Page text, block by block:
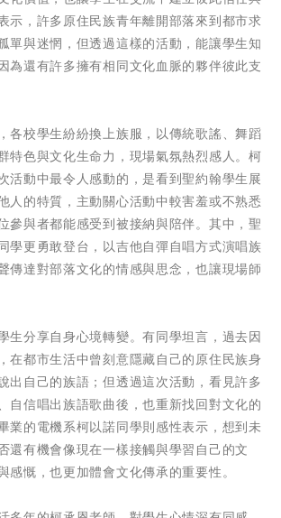
示，許多原住民族青年離開部落來到都市求
單與迷惘，但透過這樣的活動，能讓學生知
為還有許多擁有相同文化血脈的夥伴彼此支
各校學生紛紛換上族服，以傳統歌謠、舞蹈
特色與文化生命力，現場氣氛熱烈感人。柯
活動中最令人感動的，是看到聖約翰學生展
人的特質，主動關心活動中較害羞或不熟悉
參與者都能感受到被接納與陪伴。其中，聖
學更勇敢登台，以吉他自彈自唱方式演唱族
傳達對部落文化的情感與思念，也讓現場師
生分享自身心境轉變。有同學坦言，過去因
在都市生活中曾刻意隱藏自己的原住民族身
出自己的族語；但透過這次活動，看見許多
自信唱出族語歌曲後，也重新找回對文化的
業的電機系柯以諾同學則感性表示，想到未
還有機會像現在一樣接觸與學習自己的文
感慨，也更加體會文化傳承的重要性。